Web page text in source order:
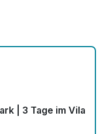
| 3 Tage im Vila